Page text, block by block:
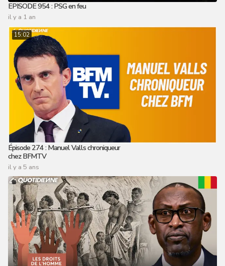
EPISODE 954 : PSG en feu
il y a 1 an
15:02
Épisode 274 : Manuel Valls chroniqueur
chez BFMTV
il y a 5 ans